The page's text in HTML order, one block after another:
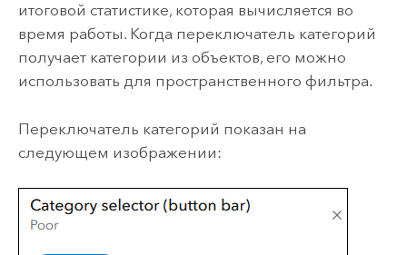
итоговой статистике, которая вычисляется во
время работы. Когда переключатель категорий
получает категории из объектов, его можно
использовать для пространственного фильтра.
Переключатель категорий показан на
следующем изображении: